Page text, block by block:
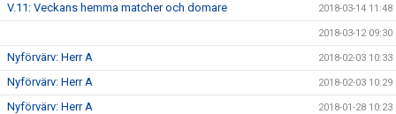
V.11: Veckans hemma matcher och domare 2018-03-14 11:48
2018-03-12 09:30
Nyförvärv: Herr A 2018-02-03 10:33
Nyförvärv: Herr A 2018-02-03 10:29
Nyförvärv: Herr A 2018-01-28 10:23